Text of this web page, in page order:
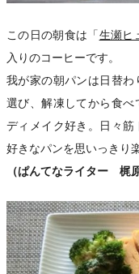
この日の朝食は「生瀬ヒ
入りのコーヒーです。
我が家の朝パンは日替
選び、解凍してから食
ディメイク好き。日々
好きなパンを思いっきり
（ぱんてなライター 梶